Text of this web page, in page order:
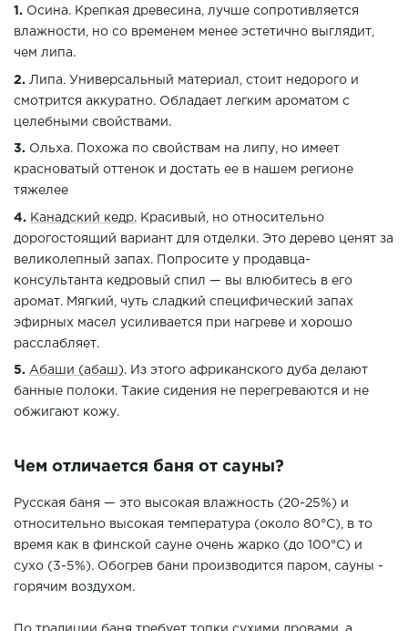
Осина. Крепкая древесина, лучше сопротивляется
влажности, но со временем менее эстетично выглядит,
чем липа.
Липа. Универсальный материал, стоит недорого и
смотрится аккуратно. Обладает легким ароматом с
целебными свойствами.
Ольха. Похожа по свойствам на липу, но имеет
красноватый оттенок и достать ее в нашем регионе
тяжелее
Канадский кедр. Красивый, но относительно
дорогостоящий вариант для отделки. Это дерево ценят за
великолепный запах. Попросите у продавца-
консультанта кедровый спил — вы влюбитесь в его
аромат. Мягкий, чуть сладкий специфический запах
эфирных масел усиливается при нагреве и хорошо
расслабляет.
Абаши (абаш). Из этого африканского дуба делают
банные полоки. Такие сидения не перегреваются и не
обжигают кожу.
Чем отличается баня от сауны?
Русская баня — это высокая влажность (20-25%) и
относительно высокая температура (около 80°C), в то
время как в финской сауне очень жарко (до 100°C) и
сухо (3-5%). Обогрев бани производится паром, сауны -
горячим воздухом.